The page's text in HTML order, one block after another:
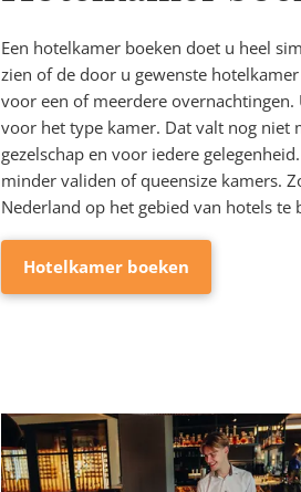
Een hotelkamer boeken doet u heel
zien of de door u gewenste
voor een of meerdere
voor het type kamer. Dat valt nog niet
gezelschap en voor iedere
minder validen of queensize kamers.
Nederland op het gebied van hotels te
Hotelkamer boeken